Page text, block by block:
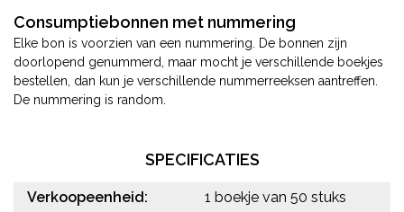
Consumptiebonnen met nummering
Elke bon is voorzien van een nummering. De bonnen zijn
doorlopend genummerd, maar mocht je verschillende boekjes
bestellen, dan kun je verschillende nummerreeksen aantreffen.
De nummering is random.
SPECIFICATIES
Verkoopeenheid:
1 boekje van 50 stuks